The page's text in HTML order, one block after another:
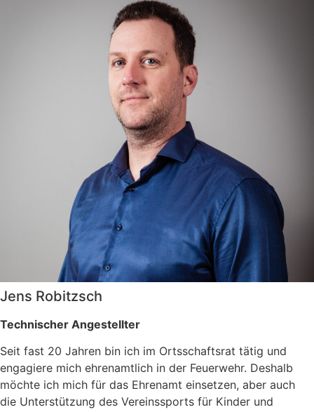
Jens Robitzsch
Technischer Angestellter
Seit fast 20 Jahren bin ich im Ortsschaftsrat tätig und
engagiere mich ehrenamtlich in der Feuerwehr. Deshalb
möchte ich mich für das Ehrenamt einsetzen, aber auch
die Unterstützung des Vereinssports für Kinder und